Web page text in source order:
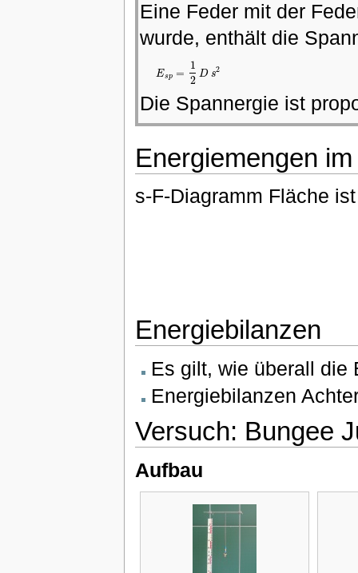
Eine Feder mit der
wurde, enthält die
Esp =
1
2
D s2
Es p= 12Ds2
Die Spannergie ist
Energiemengen
s-F-Diagramm Fläche
Energiebilanzen
Es gilt, wie überall die
Energiebilanzen
Versuch: Bungee
Aufbau